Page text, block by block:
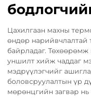
Цахилгаан махны
өндөр нарийвчлалтай
байрладаг. Төхөөрөмж
уншилт хийж чаддаг
мэдрүүлэгчийг
боловсруулалтын үр
мөрөнцгийн загвар нь